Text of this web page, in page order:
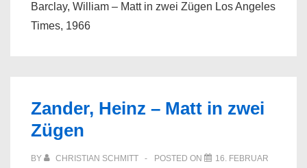
Barclay, William – Matt in zwei Zügen Los Angeles
Times, 1966
Zander, Heinz – Matt in zwei
Zügen
BY CHRISTIAN SCHMITT POSTED ON
16. FEBRUAR